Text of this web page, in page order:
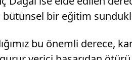
bir eğitim
bu önemli derece,